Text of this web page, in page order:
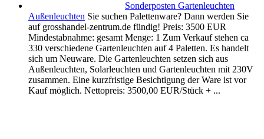
Sonderposten Gartenleuchten
Außenleuchten Sie suchen Palettenware? Dann werden Sie
auf grosshandel-zentrum.de fündig! Preis: 3500 EUR
Mindestabnahme: gesamt Menge: 1 Zum Verkauf stehen ca
330 verschiedene Gartenleuchten auf 4 Paletten. Es handelt
sich um Neuware. Die Gartenleuchten setzen sich aus
Außenleuchten, Solarleuchten und Gartenleuchten mit 230V
zusammen. Eine kurzfristige Besichtigung der Ware ist vor
Kauf möglich. Nettopreis: 3500,00 EUR/Stück + ...